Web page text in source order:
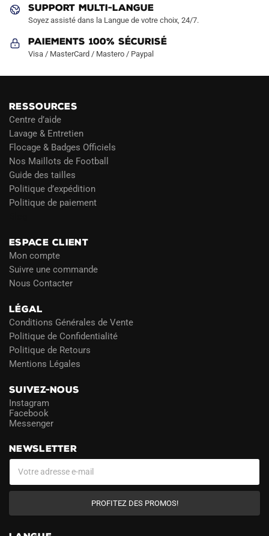
produit
SUPPORT MULTI-LANGUE
Soyez assisté dans la Langue de votre choix, 24/7.
Paiements 100% Sécurisé
Visa / MasterCard / Mastero / Paypal
RESSOURCES
Centre d’aide
Lavage & Entretien
Flocage & Badges Officiels
Nos Maillots de Football
Guide des tailles
Politique d’expédition
Politique de paiement
ESPACE CLIENT
Mon compte
Suivre une commande
Nous Contacter
LÉGAL
Conditions Générales de Vente
Politique de Confidentialité
Politique de Retours
Mentions Légales
SUIVEZ-NOUS
Instagram
Facebook
Messenger
NEWSLETTER
PROFITEZ DES PROMOS!